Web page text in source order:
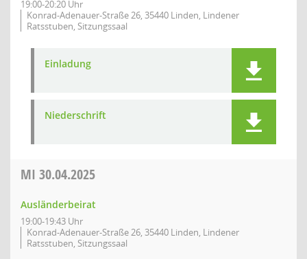
19:00-20:20 Uhr
Konrad-Adenauer-Straße 26, 35440 Linden, Lindener
Ratsstuben, Sitzungssaal
Einladung
Niederschrift
MI 30.04.2025
Ausländerbeirat
19:00-19:43 Uhr
Konrad-Adenauer-Straße 26, 35440 Linden, Lindener
Ratsstuben, Sitzungssaal